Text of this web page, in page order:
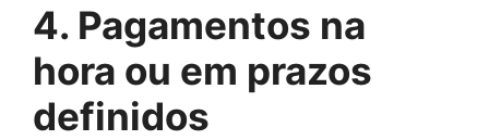
4. Pagamentos na
hora ou em prazos
definidos